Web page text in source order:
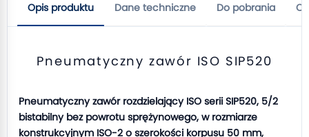
Opis produktu Dane techniczne Do pobrania
Pneumatyczny zawór ISO SIP520
Pneumatyczny zawór rozdzielający ISO serii SIP520, 5/2
bistabilny bez powrotu sprężynowego, w rozmiarze
konstrukcyjnym ISO-2 o szerokości korpusu 50 mm,